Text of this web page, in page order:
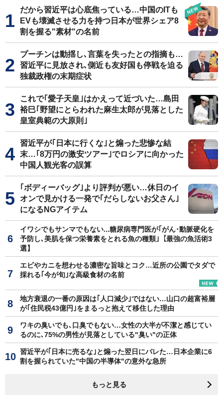
だから習近平は心底焦っている…中国のITも
EVも壊滅させる力を持つ日本が世界シェア8
割を握る"素材"の名前
プーチンは動揺し､言葉を失ったとの指摘も…
習近平に見放され､側近も友好国も停戦を迫る
独裁政権の末期症状
これで｢愛子天皇｣はかえって近づいた…島田
裕巳｢野望にとらわれた麻生太郎が見落とした
皇室典範の大原則｣
習近平が｢日本に行くな｣と煽った悲惨な結
末…｢8万円の激安ツアー｣でロシアに向かった
中国人観光客の誤算
｢ボディーバッグ｣より評判が悪い…休日のイ
オンで見かける一発で｢だらしないお父さん｣
になるNGアイテム
イワシでもサンマでもない...糖尿病専門医が｢がん･動脈硬化を
予防し､美肌を保つ栄養素をとれる魚の種類｣【最強の魚活術3
選】
エビやカニを想わせる濃密な旨味とコク…近所の公園でタダで
採れる｢今が旬｣な高級食材の名前
地方衰退の一番の原因は｢人口減少｣ではない…山口の超富裕層
が｢住民税43億円｣をまるっと抱えて移住した理由
ワキの臭いでも､口臭でもない…女性の大半が不潔と感じてい
るのに､75%の男性が見落としている"臭い"の正体
習近平が｢日本に売るな｣と煽った翌日にバレた…日本企業に6
割を握られていた"中国の半導体"の意外な急所
もっと見る